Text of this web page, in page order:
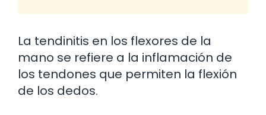
La tendinitis en los flexores de la
mano se refiere a la inflamación de
los tendones que permiten la flexión
de los dedos.